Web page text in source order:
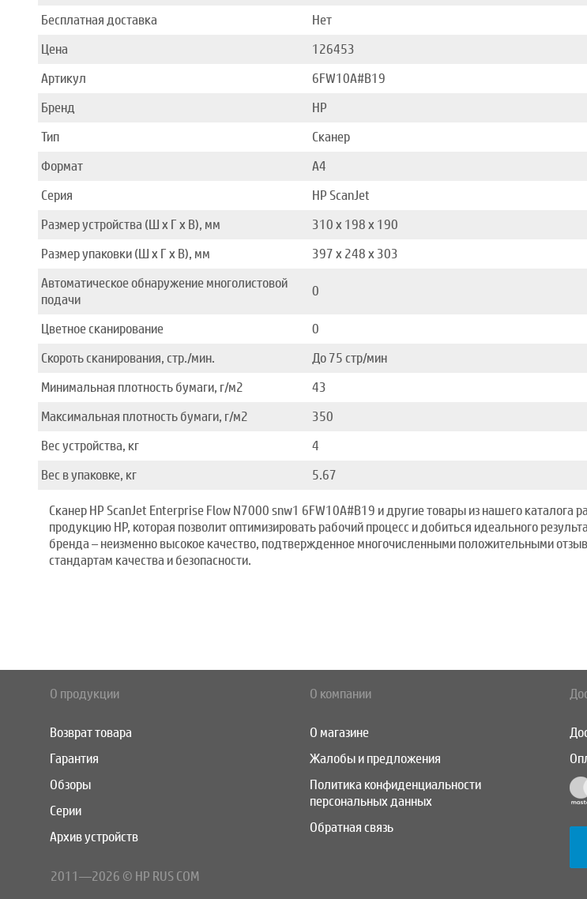
Бесплатная доставка
Нет
Цена
126453
Артикул
6FW10A#B19
Бренд
HP
Тип
Сканер
Формат
A4
Серия
HP ScanJet
Размер устройства (Ш x Г x В), мм
310 x 198 x 190
Размер упаковки (Ш x Г x В), мм
397 x 248 x 303
Автоматическое обнаружение многолистовой
подачи
0
Цветное сканирование
0
Скороть сканирования, стр./мин.
До 75 стр/мин
Минимальная плотность бумаги, г/м2
43
Максимальная плотность бумаги, г/м2
350
Вес устройства, кг
4
Вес в упаковке, кг
5.67
Сканер HP ScanJet Enterprise Flow N7000 snw1 6FW10A#B19 и другие товары из нашего
продукцию HP, которая позволит оптимизировать рабочий процесс и добиться идеального
бренда – неизменно высокое качество, подтвержденное многочисленными положительными
стандартам качества и безопасности.
О продукции
Возврат товара
Гарантия
Обзоры
Серии
Архив устройств
О компании
О магазине
Жалобы и предложения
Политика конфиденциальности
персональных данных
Обратная связь
2011—2026 © HP RUS COM